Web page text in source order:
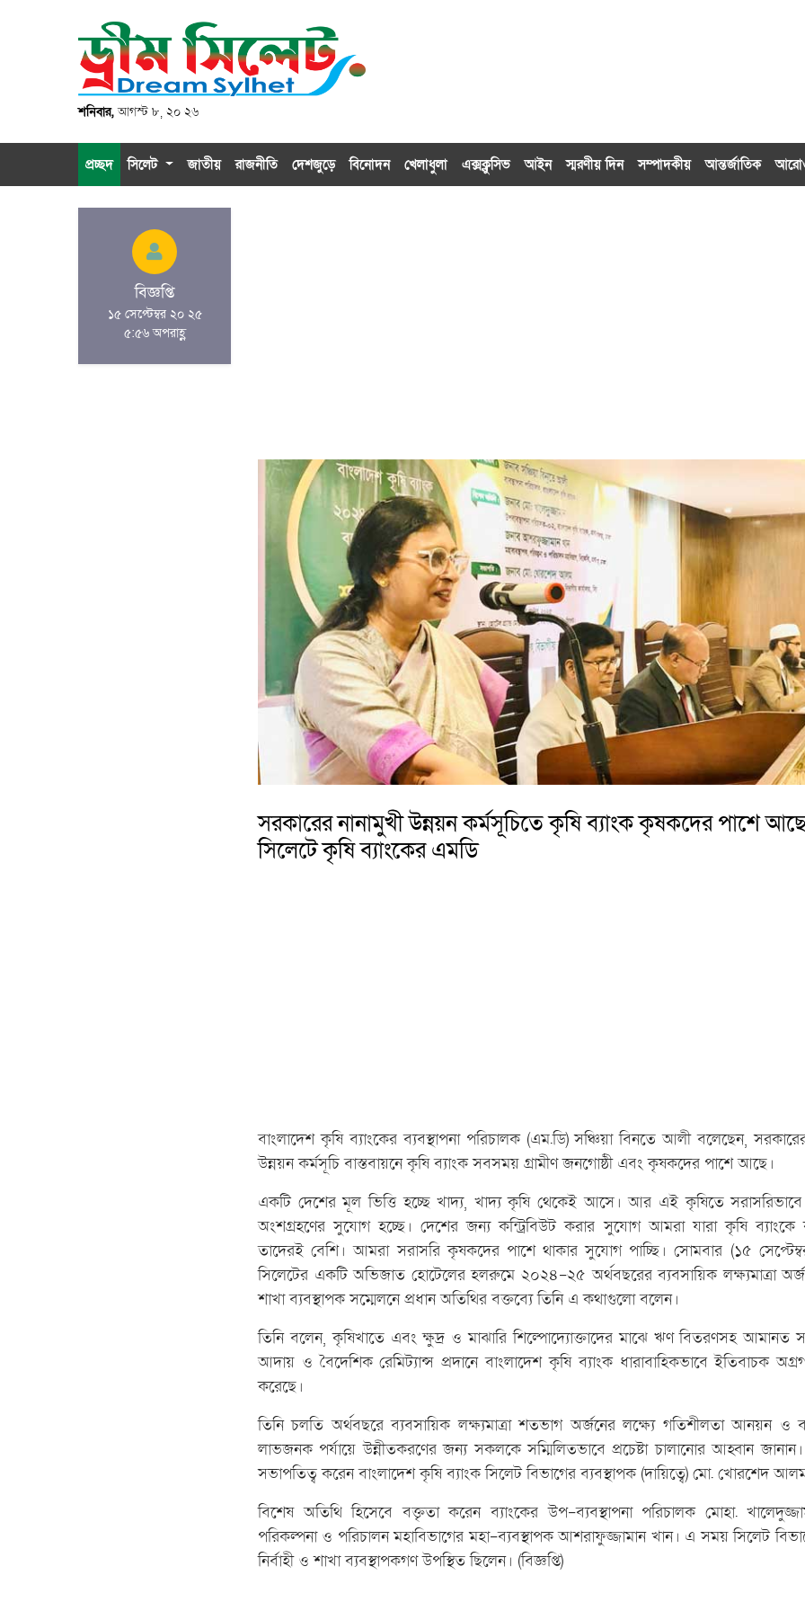
শনিবার,আগস্ট ৮, ২০ ২৬
প্রচ্ছদ সিলেট জাতীয় রাজনীতি দেশজুড়ে বিনোদন খেলাধুলা এক্সক্লু‌সিভ আইন স্মরণীয় দিন সম্পাদকীয় আন্তর্জাতিক
বিজ্ঞপ্তি
১৫ সেপ্টেম্বর ২০ ২৫
৫:৫৬ অপরাহ্ণ
সরকারের নানামুখী উন্নয়ন কর্মসূচিতে কৃষি ব্যাংক কৃষকদের পাশে
সিলেটে কৃষি ব্যাংকের এমডি
বাংলাদেশ কৃষি ব্যাংকের ব্যবস্থাপনা পরিচালক (এম.ডি) সঞ্চিয়া বিনতে আলী বলেছেন,
উন্নয়ন কর্মসূচি বাস্তবায়নে কৃষি ব্যাংক সবসময় গ্রামীণ জনগোষ্ঠী এবং কৃষকদের পাশে আছে।
একটি দেশের মূল ভিত্তি হচ্ছে খাদ্য, খাদ্য কৃষি থেকেই আসে। আর এই কৃষিতে
অংশগ্রহণের সুযোগ হচ্ছে। দেশের জন্য কন্ট্রিবিউট করার সুযোগ আমরা যারা কৃষি
তাদেরই বেশি। আমরা সরাসরি কৃষকদের পাশে থাকার সুযোগ পাচ্ছি। সোমবার (১৫
সিলেটের একটি অভিজাত হোটেলের হলরুমে ২০২৪-২৫ অর্থবছরের ব্যবসায়িক লক্ষ্যমাত্রা
শাখা ব্যবস্থাপক সম্মেলনে প্রধান অতিথির বক্তব্যে তিনি এ কথাগুলো বলেন।
তিনি বলেন, কৃষিখাতে এবং ক্ষুদ্র ও মাঝারি শিল্পোদ্যোক্তাদের মাঝে ঋণ বিতরণসহ আমানত
আদায় ও বৈদেশিক রেমিট্যান্স প্রদানে বাংলাদেশ কৃষি ব্যাংক ধারাবাহিকভাবে ইতিবাচক
করেছে।
তিনি চলতি অর্থবছরে ব্যবসায়িক লক্ষ্যমাত্রা শতভাগ অর্জনের লক্ষ্যে গতিশীলতা আনয়ন ও
লাভজনক পর্যায়ে উন্নীতকরণের জন্য সকলকে সম্মিলিতভাবে প্রচেষ্টা চালানোর আহ্বান
সভাপতিত্ব করেন বাংলাদেশ কৃষি ব্যাংক সিলেট বিভাগের ব্যবস্থাপক (দায়িত্বে) মো. খোরশেদ
বিশেষ অতিথি হিসেবে বক্তৃতা করেন ব্যাংকের উপ-ব্যবস্থাপনা পরিচালক মোহা.
পরিকল্পনা ও পরিচালন মহাবিভাগের মহা-ব্যবস্থাপক আশরাফুজ্জামান খান। এ সময় সিলেট
নির্বাহী ও শাখা ব্যবস্থাপকগণ উপস্থিত ছিলেন। (বিজ্ঞপ্তি)